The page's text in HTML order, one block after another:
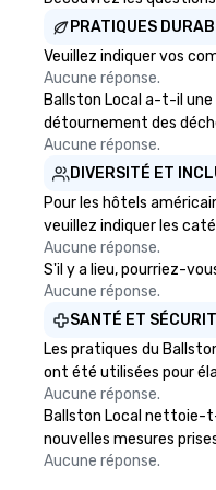
each experience
engaging
way. Lip Smacking Foodie Tours
are both an
and unique dining
melded into one,
add new vitality to
events, from
Dining When
book a corporate
through Lip
Tours, the entire
a top-notch dining
with three to four
dishes at each
affordable tours are
person with tax and
included. The only
included are drinks.
beverage package
PRATIQUES
Veuillez indiquer vos
Aucune réponse.
Ballston Local a-t-il
détournement des
Aucune réponse.
DIVERSITÉ ET
Pour les hôtels
veuillez indiquer les
Aucune réponse.
S'il y a lieu, pourriez-
Aucune réponse.
SANTÉ ET
Les pratiques du
ont été utilisées pour
Aucune réponse.
Ballston Local nettoie-
nouvelles mesures
Aucune réponse.